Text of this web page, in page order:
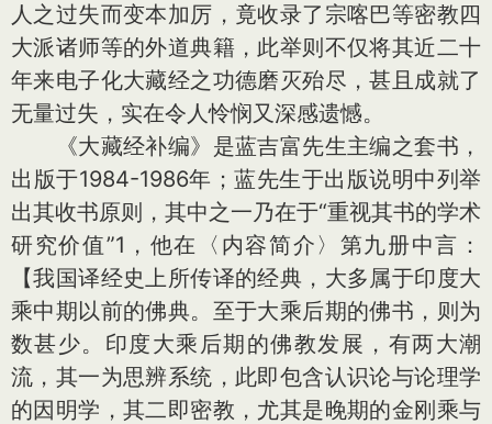
人之过失而变本加厉，竟收录了宗喀巴等密教四
大派诸师等的外道典籍，此举则不仅将其近二十
年来电子化大藏经之功德磨灭殆尽，甚且成就了
无量过失，实在令人怜悯又深感遗憾。
《大藏经补编》是蓝吉富先生主编之套书，
出版于1984-1986年；蓝先生于出版说明中列举
出其收书原则，其中之一乃在于“重视其书的学术
研究价值”1，他在〈内容简介〉第九册中言：
【我国译经史上所传译的经典，大多属于印度大
乘中期以前的佛典。至于大乘后期的佛书，则为
数甚少。印度大乘后期的佛教发展，有两大潮
流，其一为思辨系统，此即包含认识论与论理学
的因明学，其二即密教，尤其是晚期的金刚乘与